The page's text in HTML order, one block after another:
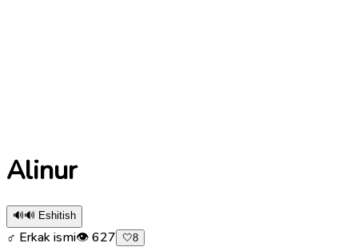
Alinur
🔊🔊 Eshitish
♂ Erkak ismi👁627 🤍8